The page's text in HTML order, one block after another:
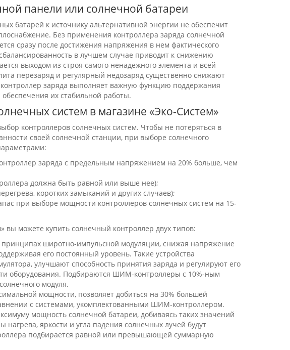
панели или солнечной батареи
батарей к источнику альтернативной энергии не обеспечит
Без применения контроллера заряда солнечной
сразу после достижения напряжения в нем фактического
в лучшем случае приводит к снижению
выходом из строя самого ненадежного элемента и всей
перезаряд и регулярный недозаряд существенно снижают
контроллер заряда выполняет важную функцию поддержания
их стабильной работы.
систем в магазине «Эко-Систем»
контроллеров солнечных систем. Чтобы не потеряться в
своей солнечной станции, при выборе солнечного
заряда с предельным напряжением на 20% больше, чем
должна быть равной или выше нее);
коротких замыканий и других случаев);
при выборе мощности контроллеров солнечных систем на 15-
вы можете купить солнечный контроллер двух типов:
широтно-импульсной модуляции, снижая напряжение
его постоянный уровень. Такие устройства
улучшают способность принятия заряда и регулируют его
оборудования. Подбираются ШИМ-контроллеры с 10%-ным
модуля.
мощности, позволяет добиться на 30% большей
с системами, укомплектованными ШИМ-контроллером.
мощность солнечной батареи, добиваясь таких значений
яркости и угла падения солнечных лучей будут
подбирается равной или превышающей суммарную